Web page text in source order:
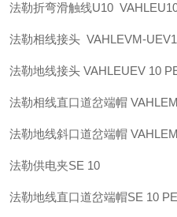
法勒折弯滑触线U10 VAHLE
法勒相线接头 VAHLEVM-
法勒地线接头 VAHLEUEV 10
法勒相线直口道岔端帽 VAHLE
法勒地线斜口道岔端帽 VAHLE
法勒供电夹SE 10
法勒地线直口道岔端帽SE 10